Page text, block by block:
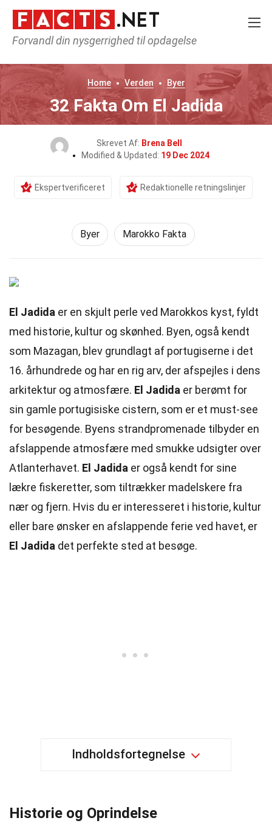
Forvandl din nysgerrighed til opdagelse
Home Verden Byer
32 Fakta Om El Jadida
Skrevet Af: Brena Bell
Modified & Updated: 19 Dec 2024
Ekspertverificeret Redaktionelle retningslinjer
Byer Marokko Fakta
El Jadida er en skjult perle ved Marokkos kyst, fyldt
med historie, kultur og skønhed. Byen, også kendt
som Mazagan, blev grundlagt af portugiserne i det
16. århundrede og har en rig arv, der afspejles i dens
arkitektur og atmosfære. El Jadida er berømt for
sin gamle portugisiske cistern, som er et must-see
for besøgende. Byens strandpromenade tilbyder en
afslappende atmosfære med smukke udsigter over
Atlanterhavet. El Jadida er også kendt for sine
lækre fiskeretter, som tiltrækker madelskere fra
nær og fjern. Hvis du er interesseret i historie, kultur
eller bare ønsker en afslappende ferie ved havet, er
El Jadida det perfekte sted at besøge.
Indholdsfortegnelse
Historie og Oprindelse